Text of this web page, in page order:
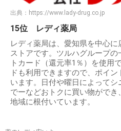
出典： https://www.lady-drug.co.jp
15位 レディ薬局
レディ薬局は、愛知県を中心
ストアです。ツルハグループ
トカード（還元率1％）を使用
ドも利用できますので、ポイ
います。日付や曜日によって
でーなどおトクに買い物がで
地域に根付いています。